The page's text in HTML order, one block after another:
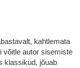
kahtlemata
võitle autor sisemiste
klassikud, jõuab